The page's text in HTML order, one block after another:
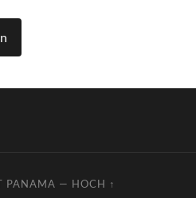
PANAMA — HOCH ↑